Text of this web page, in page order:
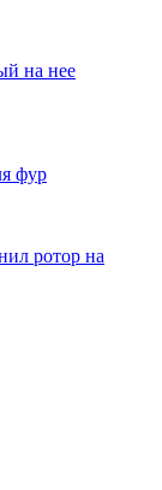
на нее
фур
ротор на